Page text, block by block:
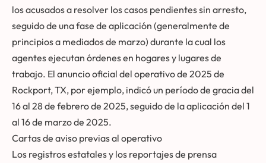
los acusados a resolver los casos pendientes sin arresto,
seguido de una fase de aplicación (generalmente de
principios a mediados de marzo) durante la cual los
agentes ejecutan órdenes en hogares y lugares de
trabajo. El anuncio oficial del operativo de 2025 de
Rockport, TX, por ejemplo, indicó un período de gracia del
16 al 28 de febrero de 2025, seguido de la aplicación del 1
al 16 de marzo de 2025.
Cartas de aviso previas al operativo
Los registros estatales y los reportajes de prensa